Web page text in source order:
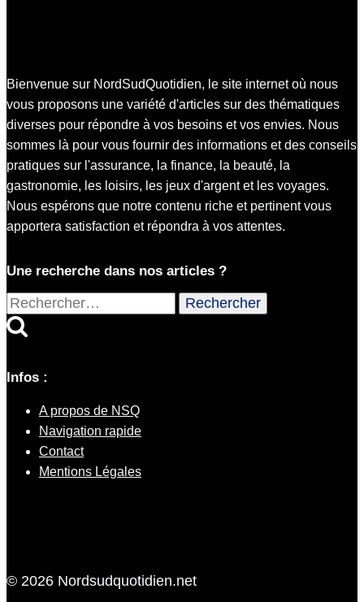
Bienvenue sur NordSudQuotidien, le site internet où nous
vous proposons une variété d'articles sur des thématiques
diverses pour répondre à vos besoins et vos envies. Nous
sommes là pour vous fournir des informations et des conseils
pratiques sur l'assurance, la finance, la beauté, la
gastronomie, les loisirs, les jeux d'argent et les voyages.
Nous espérons que notre contenu riche et pertinent vous
apportera satisfaction et répondra à vos attentes.
Une recherche dans nos articles ?
Rechercher :
Infos :
A propos de NSQ
Navigation rapide
Contact
Mentions Légales
© 2026 Nordsudquotidien.net